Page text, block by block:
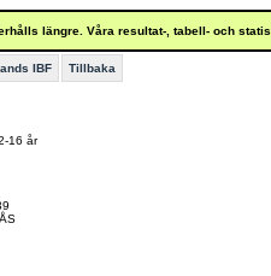
längre. Våra resultat-, tabell- och
IBF Tillbaka
16 år